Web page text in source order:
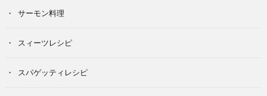
サーモン料理
スィーツレシピ
スパゲッティレシピ